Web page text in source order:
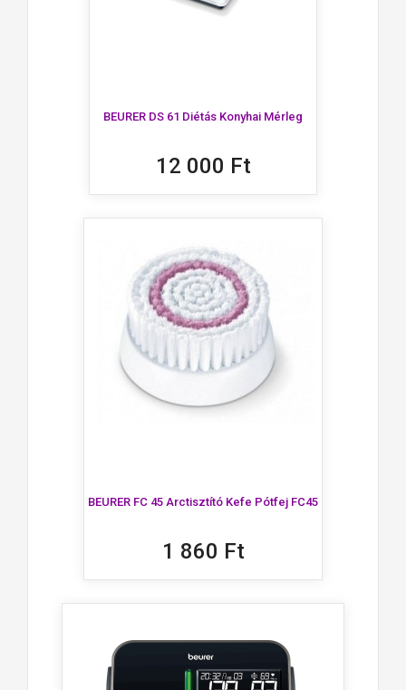
BEURER DS 61 Diétás Konyhai Mérleg
12 000 Ft
BEURER FC 45 Arctisztító Kefe Pótfej FC45
1 860 Ft